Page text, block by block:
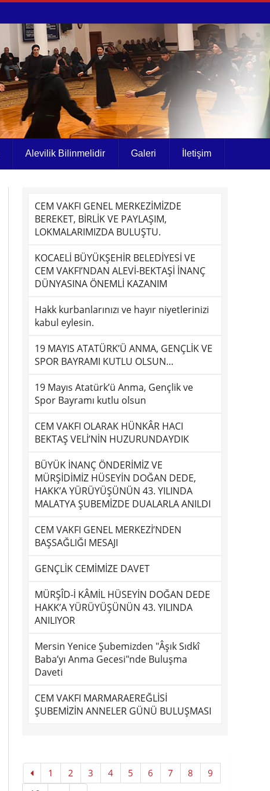
Alevilik Bilinmelidir Galeri İletişim
CEM VAKFI GENEL MERKEZİMİZDE
BEREKET, BİRLİK VE PAYLAŞIM,
LOKMALARIMIZDA BULUŞTU.
KOCAELİ BÜYÜKŞEHİR BELEDİYESİ VE
CEM VAKFI’NDAN ALEVİ-BEKTAŞİ İNANÇ
DÜNYASINA ÖNEMLİ KAZANIM
Hakk kurbanlarınızı ve hayır niyetlerinizi
kabul eylesin.
19 MAYIS ATATÜRK’Ü ANMA, GENÇLİK VE
SPOR BAYRAMI KUTLU OLSUN…
19 Mayıs Atatürk’ü Anma, Gençlik ve
Spor Bayramı kutlu olsun
CEM VAKFI OLARAK HÜNKÂR HACI
BEKTAŞ VELİ’NİN HUZURUNDAYDIK
BÜYÜK İNANÇ ÖNDERİMİZ VE
MÜRŞİDİMİZ HÜSEYİN DOĞAN DEDE,
HAKK’A YÜRÜYÜŞÜNÜN 43. YILINDA
MALATYA ŞUBEMİZDE DUALARLA ANILDI
CEM VAKFI GENEL MERKEZİ’NDEN
BAŞSAĞLIĞI MESAJI
GENÇLİK CEMİMİZE DAVET
MÜRŞÎD-İ KÂMİL HÜSEYİN DOĞAN DEDE
HAKK’A YÜRÜYÜŞÜNÜN 43. YILINDA
ANILIYOR
Mersin Yenice Şubemizden "Âşık Sıdkî
Baba’yı Anma Gecesi"nde Buluşma
Daveti
CEM VAKFI MARMARAEREĞLİSİ
ŞUBEMİZİN ANNELER GÜNÜ BULUŞMASI
1 2 3 4 5 6 7 8
9